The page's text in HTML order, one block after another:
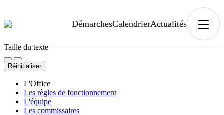
DémarchesCalendrierActualités
Taille du texte
Réinitialiser
L'Office
Les règles de fonctionnement
L'équipe
Les commissaires